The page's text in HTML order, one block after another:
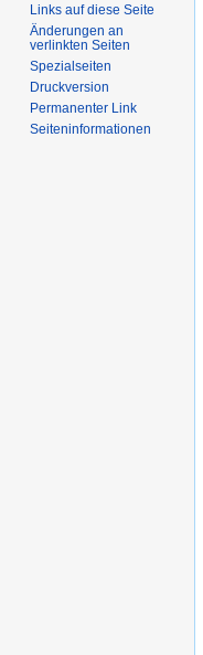
Links auf diese Seite
Änderungen an
verlinkten Seiten
Spezialseiten
Druckversion
Permanenter Link
Seiten­informationen